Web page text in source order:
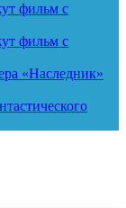
фильм с
фильм с
«Наследник»